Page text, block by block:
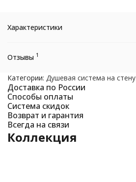
Характеристики
Отзывы 1
Категории: Душевая система на стену
Доставка по России
Способы оплаты
Система скидок
Возврат и гарантия
Всегда на связи
Коллекция